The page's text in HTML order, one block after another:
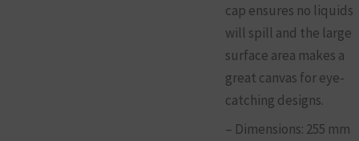
cap ensures no liquids
will spill and the large
surface area makes a
great canvas for eye-
catching designs.
– Dimensions: 255 mm